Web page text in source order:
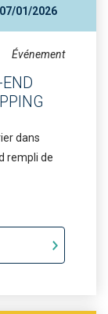
01/2026
Événement
dans
rempli de